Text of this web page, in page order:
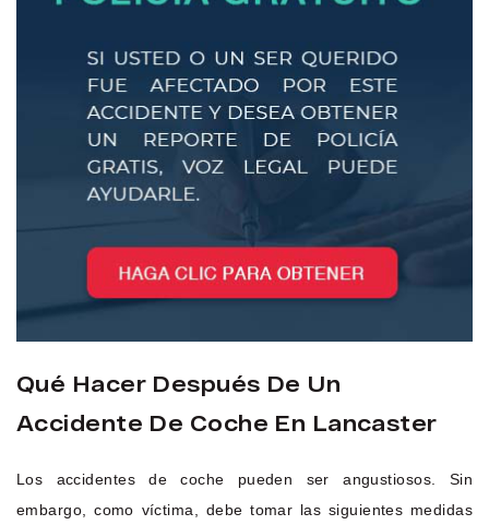
Qué Hacer Después De Un
Accidente De Coche En Lancaster
Los accidentes de coche pueden ser angustiosos. Sin
embargo, como víctima, debe tomar las siguientes medidas